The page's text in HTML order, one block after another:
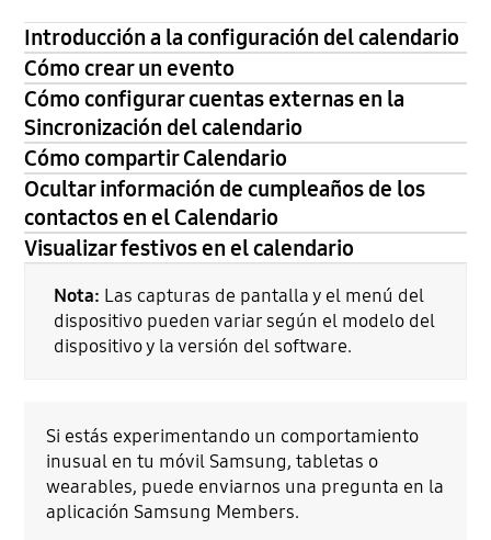
Introducción a la configuración del calendario
Cómo crear un evento
Cómo configurar cuentas externas en la
Sincronización del calendario
Cómo compartir Calendario
Ocultar información de cumpleaños de los
contactos en el Calendario
Visualizar festivos en el calendario
Nota: Las capturas de pantalla y el menú del
dispositivo pueden variar según el modelo del
dispositivo y la versión del software.
Si estás experimentando un comportamiento
inusual en tu móvil Samsung, tabletas o
wearables, puede enviarnos una pregunta en la
aplicación Samsung Members.